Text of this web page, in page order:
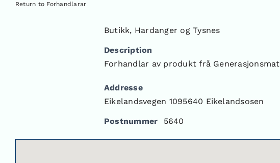
Return to Forhandlarar
Butikk, Hardanger og Tysnes
Description
Forhandlar av produkt frå Generasjonsmat
Addresse
Eikelandsvegen 1095640 Eikelandsosen
Postnummer 5640